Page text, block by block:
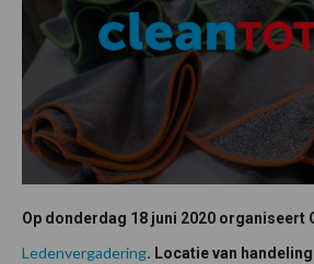
Op donderdag 18 juni 2020 organiseert
Ledenvergadering. Locatie van